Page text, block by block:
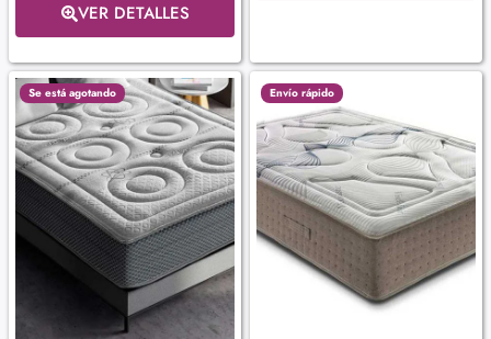
VER DETALLES
Se está agotando Envío rápido